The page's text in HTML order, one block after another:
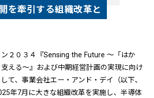
を牽引する組織改革と
２０３４『Sensing the Future ～「はか
える～』および中期経営計画の実現に向け
て、事業会社エー・アンド・デイ（以下、
年7月に大きな組織改革を実施し、半導体